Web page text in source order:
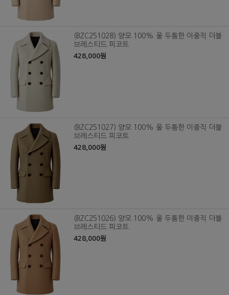
(BZC251028) 양모 100% 울 두툼한 이중직 더블
브레스티드 피코트
428,000원
(BZC251027) 양모 100% 울 두툼한 이중직 더블
브레스티드 피코트
428,000원
(BZC251026) 양모 100% 울 두툼한 이중직 더블
브레스티드 피코트
428,000원